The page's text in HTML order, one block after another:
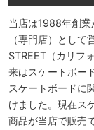
当店は1988年創業
（専門店）とし
STREET（カリフ
来はスケートボー
スケートボードに
けました。現在ス
商品が当店で販売